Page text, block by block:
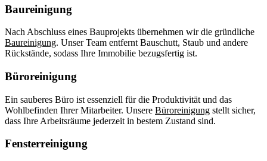
Baureinigung
Nach Abschluss eines Bauprojekts übernehmen wir die gründliche
Baureinigung. Unser Team entfernt Bauschutt, Staub und andere
Rückstände, sodass Ihre Immobilie bezugsfertig ist.
Büroreinigung
Ein sauberes Büro ist essenziell für die Produktivität und das
Wohlbefinden Ihrer Mitarbeiter. Unsere Büroreinigung stellt sicher,
dass Ihre Arbeitsräume jederzeit in bestem Zustand sind.
Fensterreinigung